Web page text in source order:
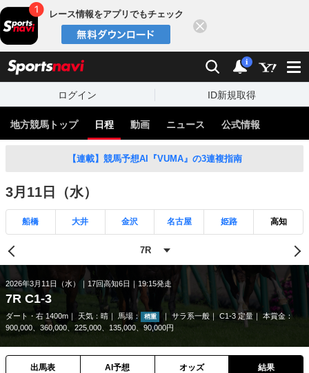
レース情報をアプリでもチェック
検索 通知
i
ログイン ID新規取得
地方競馬トップ 日程 動画 ニュース 公式情報
【連載】競馬予想AI『VUMA』の3連複指南
3月11日（水）
船橋 大井 金沢 名古屋 姫路 高知
2026年3月11日（水） 17回高知6日 19:15発走
7R C1-3
ダート・右 1400m 天気： 晴 馬場： 稍重 サラ系一般 C1-3 定量
本賞金：
900,000、360,000、225,000、135,000、90,000円
出馬表 AI予想 オッズ 結果